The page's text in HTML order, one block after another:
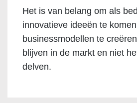
Het is van belang om als
innovatieve ideeën te
businessmodellen te
blijven in de markt en niet
delven.